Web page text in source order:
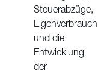
Steuerabzüge,
Eigenverbrauch
und die
Entwicklung
der